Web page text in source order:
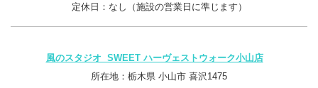
定休日：なし（施設の営業日に準じます）
風のスタジオ SWEET ハーヴェストウォーク小山店
所在地：栃木県 小山市 喜沢1475